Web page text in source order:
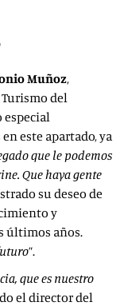
Muñoz,
del
especial
este apartado, ya
que le podemos
Que haya gente
su deseo de
y
últimos años.
”.
que es nuestro
el director del